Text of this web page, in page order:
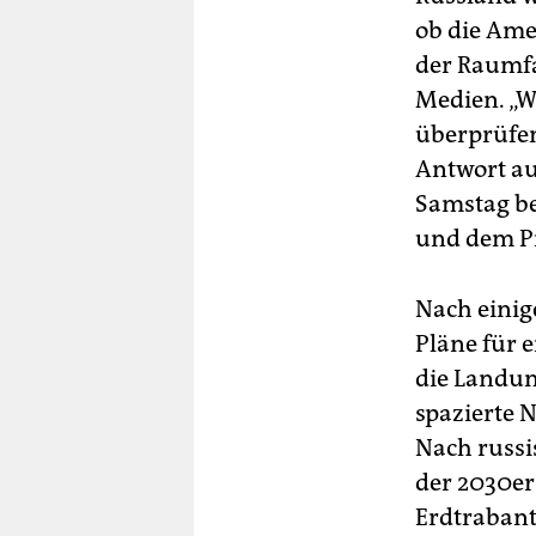
ob die
der
Medien.
Antwort
Samstag
und dem
Nach
Pläne für
die
spazierte
Nach
der